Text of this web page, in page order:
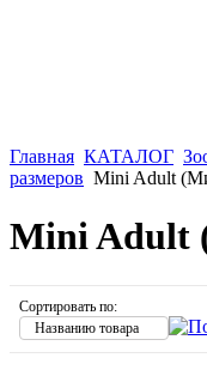
Главная КАТАЛОГ
размеров Mini Adult
Mini Adult
Сортировать по:
Названию товара